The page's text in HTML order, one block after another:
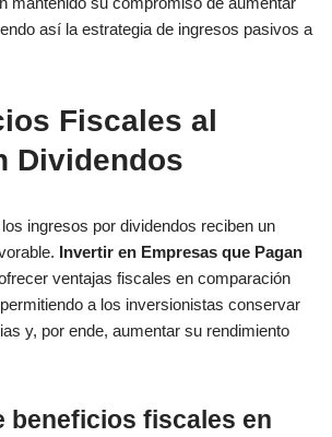
así la estrategia de ingresos pasivos a
Fiscales al
Dividendos
ingresos por dividendos reciben un
Invertir en Empresas que Pagan
ventajas fiscales en comparación
a los inversionistas conservar
y, por ende, aumentar su rendimiento
beneficios fiscales en